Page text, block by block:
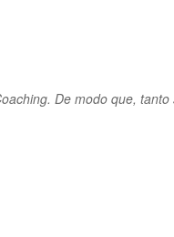
De modo que, tanto